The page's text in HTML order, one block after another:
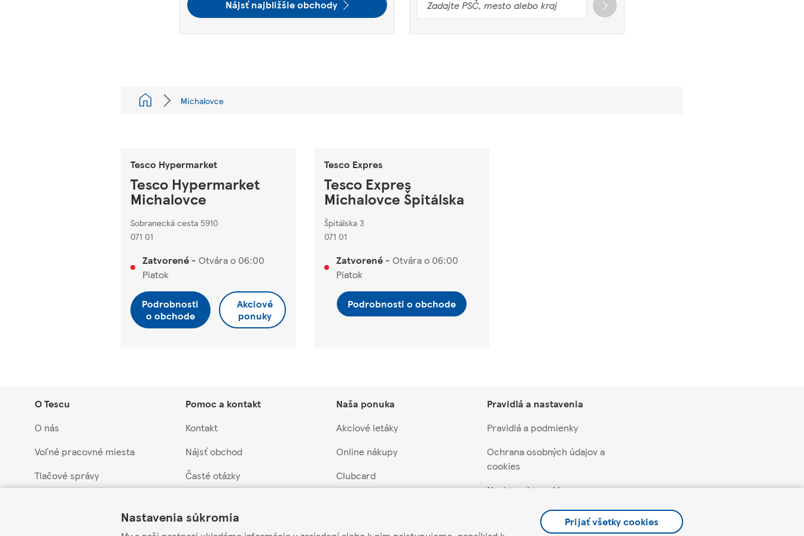
Nastavenia súkromia
Prijať všetky cookies
Nájsť najbližšie obchody
Michalovce
Tesco Hypermarket
Tesco Hypermarket
Michalovce
Sobranecká cesta 5910
071 01
Zatvorené - Otvára o 06:00
Piatok
Podrobnosti
o obchode
Akciové
ponuky
Tesco Expres
Tesco Expres
Michalovce Špitálska
Špitálska 3
071 01
Zatvorené- Otvára o 06:00
Piatok
Podrobnosti o obchode
O Tescu
O nás
Voľné pracovné miesta
Tlačové správy
Obchodná skupina Tesco
Pomoc a kontakt
Kontakt
Nájsť obchod
Časté otázky
Stiahnuté produkty z predaja
Naša ponuka
Akciové letáky
Online nákupy
Clubcard
Pravidlá a nastavenia
Pravidlá a podmienky
Ochrana osobných údajov a
cookies
Nastavenia cookie
Pravidlá súťaží a akcií